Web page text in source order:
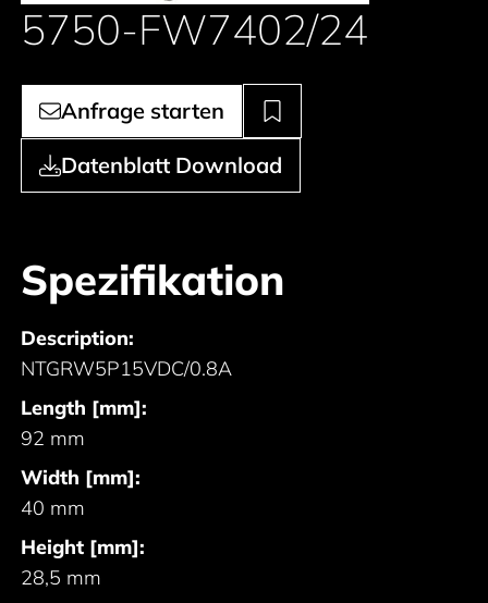
5750-FW7402/24
Anfrage starten
Datenblatt Download
Spezifikation
Description:
NTGRW5P15VDC/0.8A
Length [mm]:
92 mm
Width [mm]:
40 mm
Height [mm]:
28,5 mm